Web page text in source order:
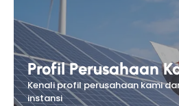
Profil Perusahaan
Kenali profil perusahaan kami
instansi